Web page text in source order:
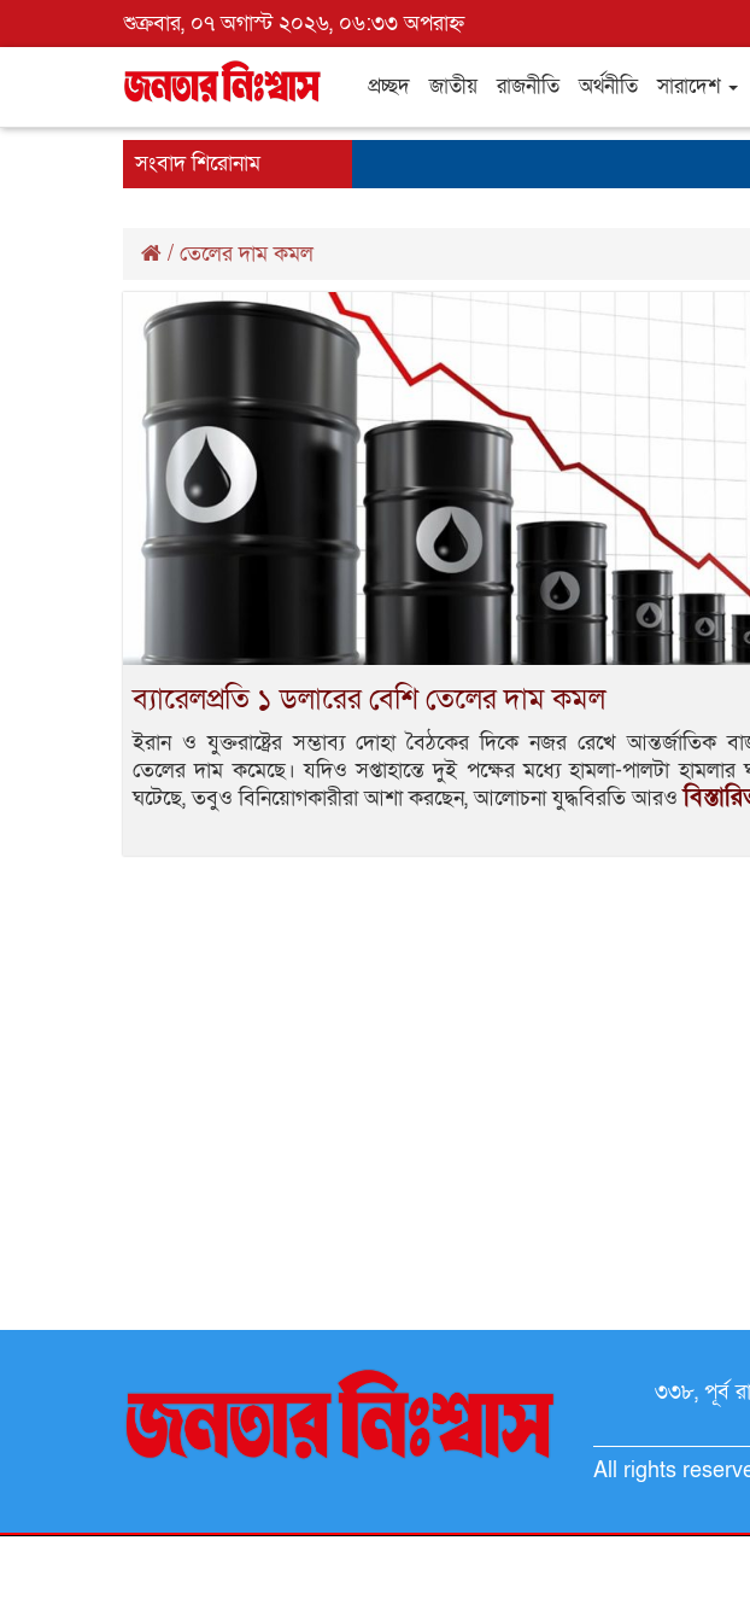
শুক্রবার, ০৭ অগাস্ট ২০২৬, ০৬:৩৩ অপরাহ্ন
প্রচ্ছদ জাতীয় রাজনীতি অর্থনীতি সারাদেশ
সংবাদ শিরোনাম
/ তেলের দাম কমল
ব্যারেলপ্রতি ১ ডলারের বেশি তেলের দাম কমল
ইরান ও যুক্তরাষ্ট্রের সম্ভাব্য দোহা বৈঠকের দিকে নজর রেখে আন্তর্জাতিক
তেলের দাম কমেছে। যদিও সপ্তাহান্তে দুই পক্ষের মধ্যে হামলা-পালটা হামলার
ঘটেছে, তবুও বিনিয়োগকারীরা আশা করছেন, আলোচনা যুদ্ধবিরতি আরও
৩৩৮, পূর্ব
All rights